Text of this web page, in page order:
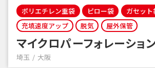
ポリエチレン重袋 ピロー袋
ガセット
充填速度アップ
脱気 屋外保管
マイクロパーフォレーショ
埼玉 大阪